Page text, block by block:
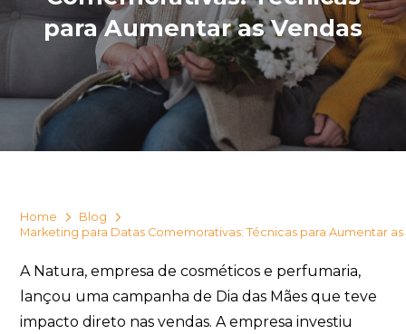
para Aumentar as Vendas
Home
Blog
Marketing para Datas Comemorativas: Técnicas para Aumentar as
A Natura, empresa de cosméticos e perfumaria,
lançou uma campanha de Dia das Mães que teve
impacto direto nas vendas. A empresa investiu
SHARK BRINDES